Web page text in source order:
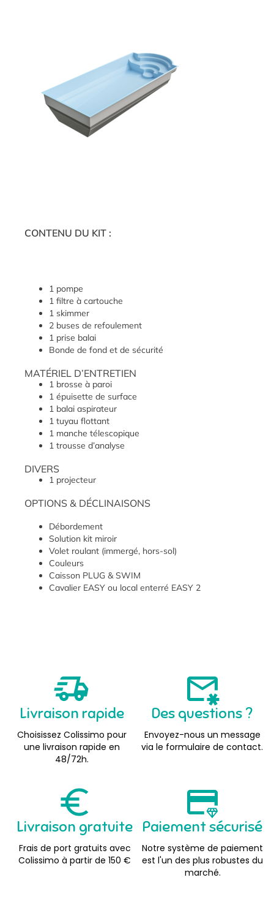
CONTENU DU KIT :
1 pompe
1 filtre à cartouche
1 skimmer
2 buses de refoulement
1 prise balai
Bonde de fond et de sécurité
MATÉRIEL D’ENTRETIEN
1 brosse à paroi
1 épuisette de surface
1 balai aspirateur
1 tuyau flottant
1 manche télescopique
1 trousse d’analyse
DIVERS
1 projecteur
OPTIONS & DÉCLINAISONS
Débordement
Solution kit miroir
Volet roulant (immergé, hors-sol)
Couleurs
Caisson PLUG & SWIM
Cavalier EASY ou local enterré EASY 2
Livraison rapide
Choisissez Colissimo pour
une livraison rapide en
48/72h.
Des questions ?
Envoyez-nous un message
via le formulaire de contact.
Livraison gratuite
Frais de port gratuits avec
Colissimo à partir de 150 €
Paiement sécurisé
Notre système de paiement
est l'un des plus robustes du
marché.